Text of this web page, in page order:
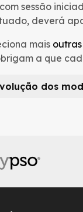
sessão
deverá
mais
a que